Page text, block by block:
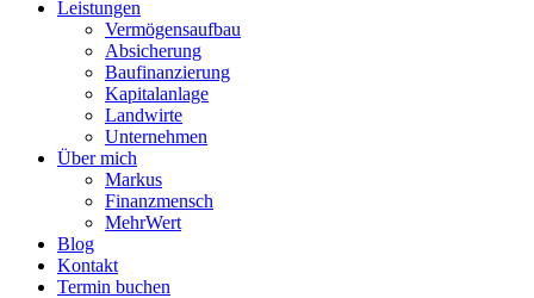
Leistungen
Vermögensaufbau
Absicherung
Baufinanzierung
Kapitalanlage
Landwirte
Unternehmen
Über mich
Markus
Finanzmensch
MehrWert
Blog
Kontakt
Termin buchen